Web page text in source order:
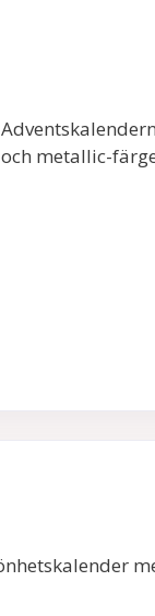
och metallic-